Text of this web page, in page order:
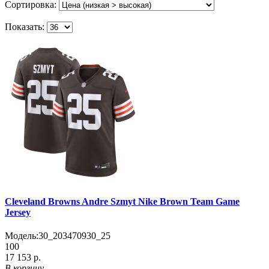
Сортировка:
Показать:
Cleveland Browns Andre Szmyt Nike Brown Team Game
Jersey
Модель:30_203470930_25
100
17 153 р.